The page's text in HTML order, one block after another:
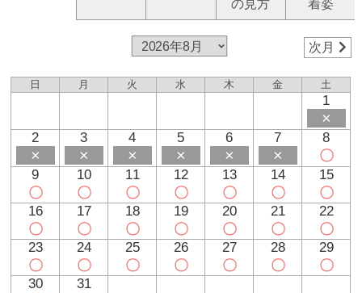
の見方 着姿
次月
日 月 火 水 木 金 土
1
×
2
×
3
×
4
×
5
×
6
×
7
×
8
〇
9
〇
10
〇
11
〇
12
〇
13
〇
14
〇
15
〇
16
〇
17
〇
18
〇
19
〇
20
〇
21
〇
22
〇
23
〇
24
〇
25
〇
26
〇
27
〇
28
〇
29
〇
30 31